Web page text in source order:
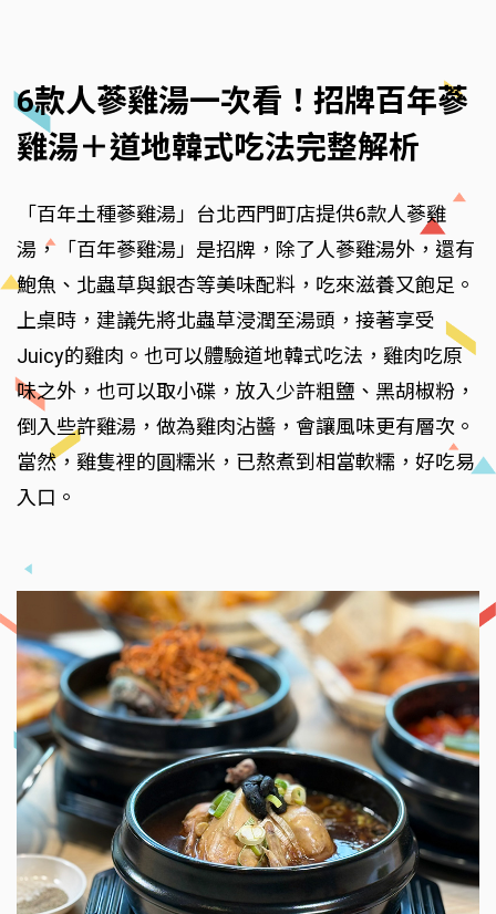
6款人蔘雞湯一次看！招牌百年蔘
雞湯＋道地韓式吃法完整解析
「百年土種蔘雞湯」台北西門町店提供6款人蔘雞
湯，「百年蔘雞湯」是招牌，除了人蔘雞湯外，還有
鮑魚、北蟲草與銀杏等美味配料，吃來滋養又飽足。
上桌時，建議先將北蟲草浸潤至湯頭，接著享受
Juicy的雞肉。也可以體驗道地韓式吃法，雞肉吃原
味之外，也可以取小碟，放入少許粗鹽、黑胡椒粉，
倒入些許雞湯，做為雞肉沾醬，會讓風味更有層次。
當然，雞隻裡的圓糯米，已熬煮到相當軟糯，好吃易
入口。